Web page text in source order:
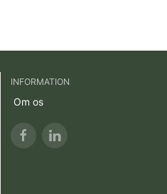
INFORMATION
Om os